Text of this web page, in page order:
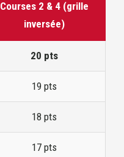
Courses 2 & 4 (grille
inversée)
20 pts
19 pts
18 pts
17 pts